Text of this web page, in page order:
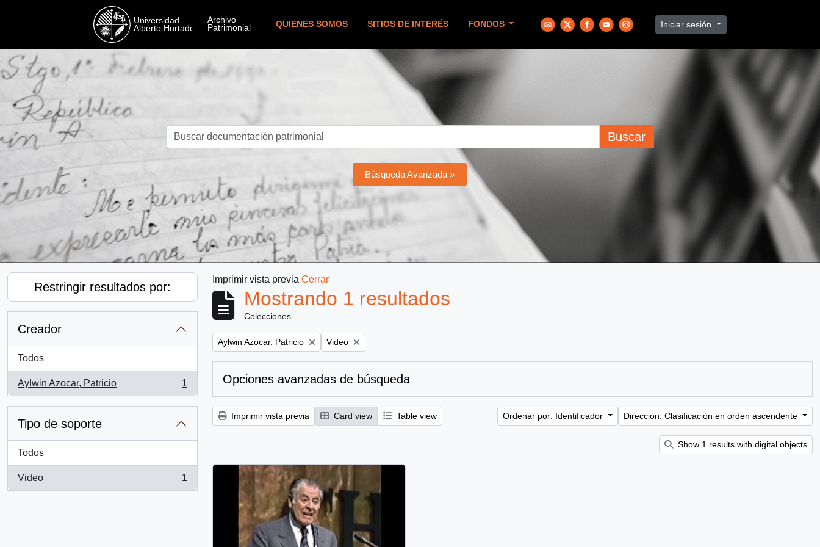
QUIENES SOMOS SITIOS DE INTERÉS FONDOS Iniciar sesión
Buscar
Búsqueda Avanzada »
Restringir resultados por:
Creador
Todos
Aylwin Azocar, Patricio
, 1 resultados
1
Tipo de soporte
Todos
Video
, 1 resultados
1
Imprimir vista previa Cerrar
Mostrando 1 resultados
Colecciones
Remove filter:
Aylwin Azocar, Patricio Remove filter:
Video
Opciones avanzadas de búsqueda
Imprimir vista previa Card view Table view Ordenar por: Identificador Dirección: Clasificación en orden ascendente
Show 1 results with digital objects